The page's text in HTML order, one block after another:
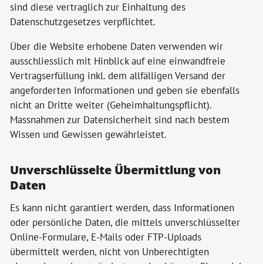
sind diese vertraglich zur Einhaltung des
Datenschutzgesetzes verpflichtet.
Über die Website erhobene Daten verwenden wir
ausschliesslich mit Hinblick auf eine einwandfreie
Vertragserfüllung inkl. dem allfälligen Versand der
angeforderten Informationen und geben sie ebenfalls
nicht an Dritte weiter (Geheimhaltungspflicht).
Massnahmen zur Datensicherheit sind nach bestem
Wissen und Gewissen gewährleistet.
Unverschlüsselte Übermittlung von
Daten
Es kann nicht garantiert werden, dass Informationen
oder persönliche Daten, die mittels unverschlüsselter
Online-Formulare, E-Mails oder FTP-Uploads
übermittelt werden, nicht von Unberechtigten